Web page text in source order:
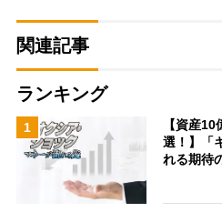
関連記事
ランキング
1
【資産
選！】「
れる期待